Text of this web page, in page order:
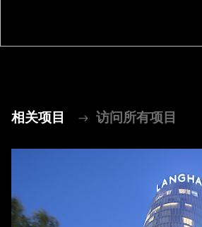
相关项目 访问所有项目